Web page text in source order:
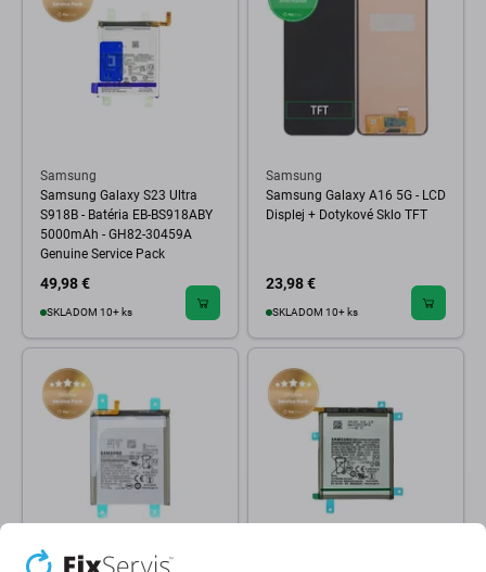
Samsung
Samsung Galaxy S23 Ultra
S918B - Batéria EB-BS918ABY
5000mAh - GH82-30459A
Genuine Service Pack
49,98 €
SKLADOM 10+ ks
Samsung
Samsung Galaxy A16 5G - LCD
Displej + Dotykové Sklo TFT
23,98 €
SKLADOM 10+ ks